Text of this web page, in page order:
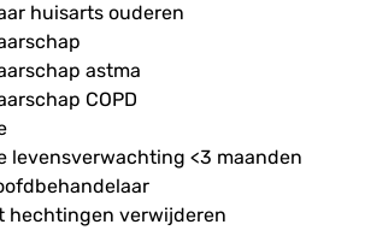
huisarts ouderen
astma
COPD
levensverwachting <3 maanden
hechtingen verwijderen